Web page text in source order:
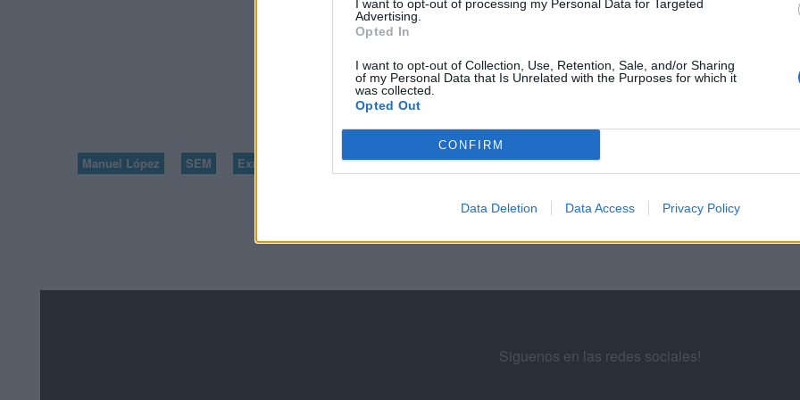
I want to opt-out of processing my Personal Data for Targeted
Advertising.
Opted In
I want to opt-out of Collection, Use, Retention, Sale, and/or Sharing
of my Personal Data that Is Unrelated with the Purposes for which it
was collected.
Opted Out
CONFIRM
Data Deletion Data Access Privacy Policy
27
Manuel López SEM Exámenes de Skillshop - Academy for Ads
Siguenos en las redes sociales!